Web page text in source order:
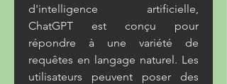
d'intelligence artificielle,
ChatGPT est conçu pour
répondre à une variété de
requêtes en langage naturel. Les
utilisateurs peuvent poser des